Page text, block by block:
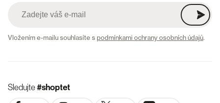
Vložením e-mailu souhlasíte spodmínkami ochrany osobních údajů.
Sledujte#shoptet